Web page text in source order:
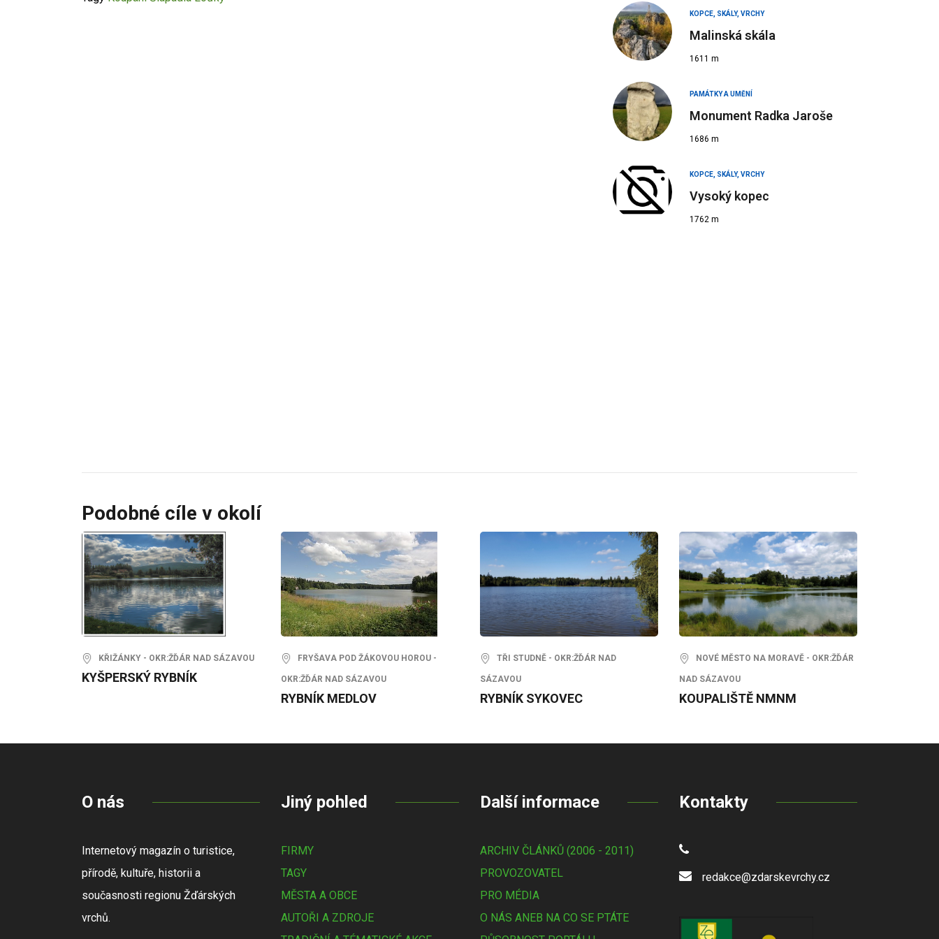
KOPCE, SKÁLY, VRCHY
Malinská skála
1611 m
PAMÁTKY A UMĚNÍ
Monument Radka Jaroše
1686 m
KOPCE, SKÁLY, VRCHY
Vysoký kopec
1762 m
Podobné cíle v okolí
KŘIŽÁNKY - OKR:ŽĎÁR NAD SÁZAVOU
KYŠPERSKÝ RYBNÍK
FRYŠAVA POD ŽÁKOVOU HOROU -
OKR:ŽĎÁR NAD SÁZAVOU
RYBNÍK MEDLOV
TŘI STUDNĚ - OKR:ŽĎÁR NAD
SÁZAVOU
RYBNÍK SYKOVEC
NOVÉ MĚSTO NA MORAVĚ - OKR:ŽĎÁR
NAD SÁZAVOU
KOUPALIŠTĚ NMNM
O nás
Internetový magazín o turistice,
přírodě, kultuře, historii a
současnosti regionu Žďárských
vrchů.
Jiný pohled
FIRMY
TAGY
MĚSTA A OBCE
AUTOŘI A ZDROJE
Další informace
ARCHIV ČLÁNKŮ (2006 - 2011)
PROVOZOVATEL
PRO MÉDIA
O NÁS ANEB NA CO SE PTÁTE
Kontakty
redakce@zdarskevrchy.cz